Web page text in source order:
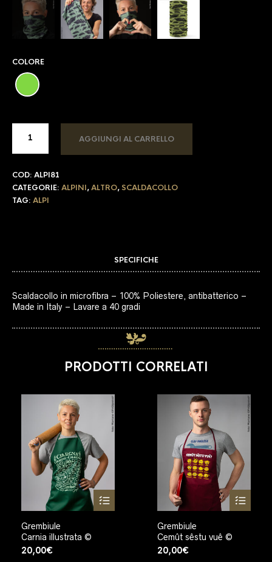
COLORE
AGGIUNGI AL CARRELLO
COD: ALPI81
CATEGORIE: ALPINI,ALTRO,SCALDACOLLO
TAG: ALPI
SPECIFICHE
Scaldacollo in microfibra – 100% Poliestere, antibatterico –
Made in Italy – Lavare a 40 gradi
PRODOTTI CORRELATI
Grembiule
Carnia illustrata ©
20,00€
Grembiule
Cemût sêstu vuê ©
20,00€